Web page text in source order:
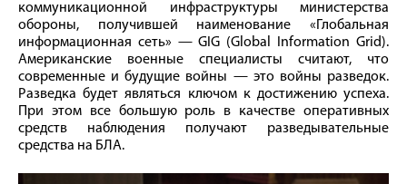
коммуникационной инфраструктуры министерства
обороны, получившей наименование «Глобальная
информационная сеть» — GIG (Global Information Grid).
Американские военные специалисты считают, что
современные и будущие войны — это войны разведок.
Разведка будет являться ключом к достижению успеха.
При этом все большую роль в качестве оперативных
средств наблюдения получают разведывательные
средства на БЛА.